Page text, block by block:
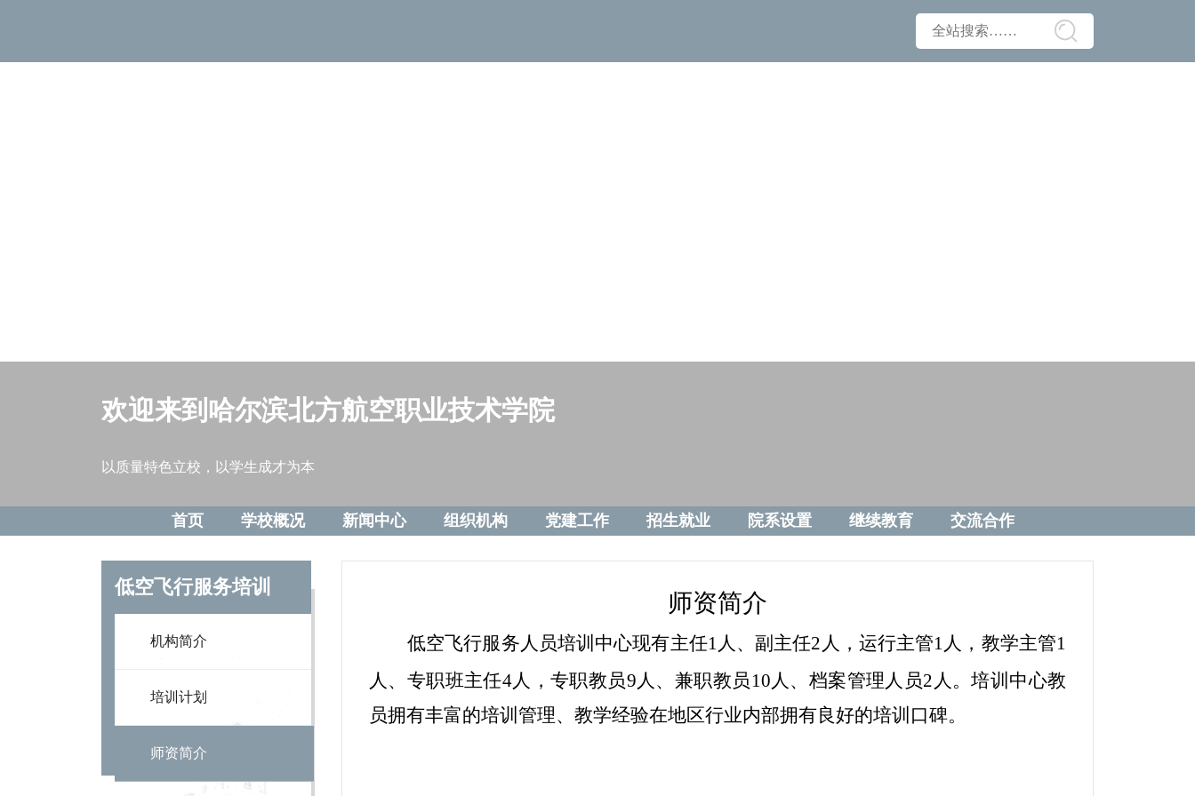
欢迎来到哈尔滨北方航空职业技术学院
以质量特色立校，以学生成才为本
首页 学校概况 新闻中心 组织机构 党建工作 招生就业 院系设置 继续教育 交流合作
低空飞行服务培训
机构简介
培训计划
师资简介
师资简介
低空飞行服务人员培训中心现有主任1人、副主任2人，运行主管1人，教学主管1
人、专职班主任4人，专职教员9人、兼职教员10人、档案管理人员2人。培训中心教
员拥有丰富的培训管理、教学经验在地区行业内部拥有良好的培训口碑。